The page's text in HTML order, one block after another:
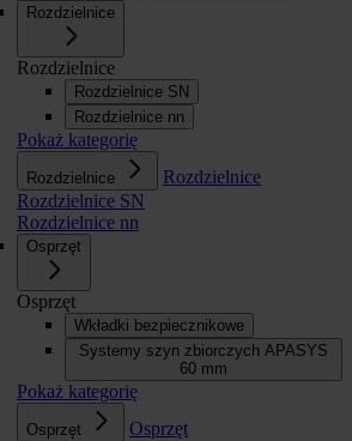
Rozdzielnice
Rozdzielnice
Rozdzielnice SN
Rozdzielnice nn
Pokaż kategorię
Rozdzielnice
Rozdzielnice
Rozdzielnice SN
Rozdzielnice nn
Osprzęt
Osprzęt
Wkładki bezpiecznikowe
Systemy szyn zbiorczych APASYS
60 mm
Pokaż kategorię
Osprzęt
Osprzęt